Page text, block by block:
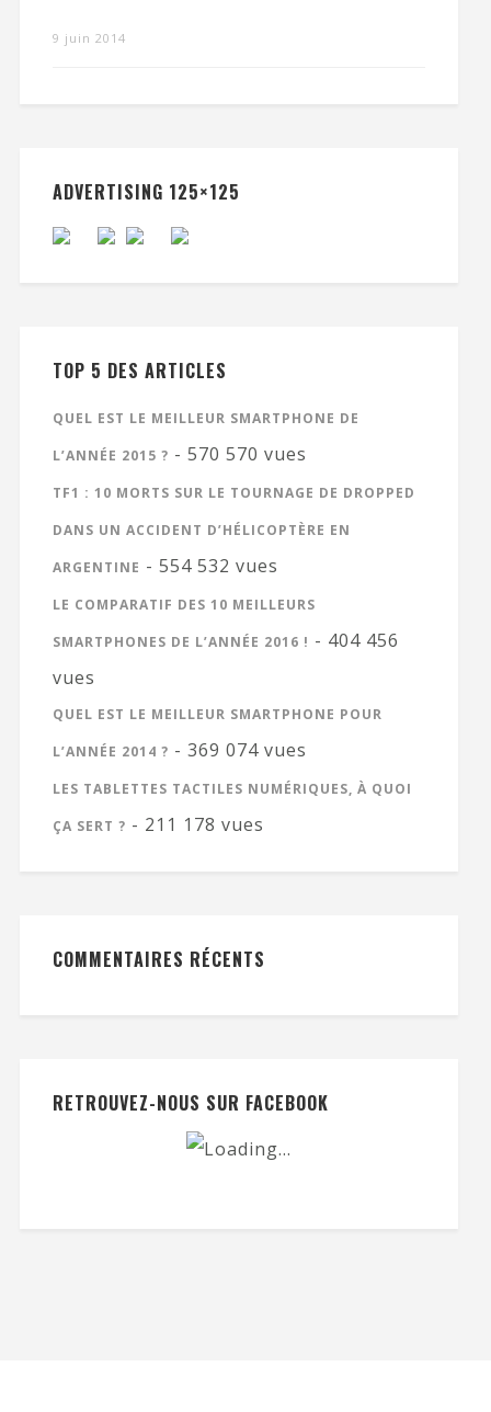
9 juin 2014
ADVERTISING 125×125
TOP 5 DES ARTICLES
QUEL EST LE MEILLEUR SMARTPHONE DE
L’ANNÉE 2015 ? - 570 570 vues
TF1 : 10 MORTS SUR LE TOURNAGE DE DROPPED
DANS UN ACCIDENT D’HÉLICOPTÈRE EN
ARGENTINE - 554 532 vues
LE COMPARATIF DES 10 MEILLEURS
SMARTPHONES DE L’ANNÉE 2016 ! - 404 456
vues
QUEL EST LE MEILLEUR SMARTPHONE POUR
L’ANNÉE 2014 ? - 369 074 vues
LES TABLETTES TACTILES NUMÉRIQUES, À QUOI
ÇA SERT ? - 211 178 vues
COMMENTAIRES RÉCENTS
RETROUVEZ-NOUS SUR FACEBOOK